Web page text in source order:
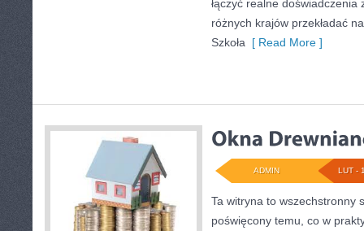
łączyć realne
różnych krajów przekładać
Szkoła [ Read More ]
LUT -
ADMIN
Ta witryna to wszechstronny
poświęcony temu, co w